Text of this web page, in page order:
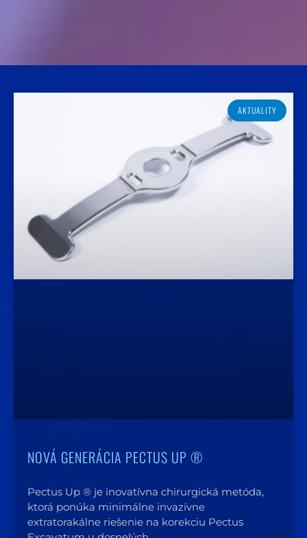
ZDRAVÉ MYŠLIENKY POTREBUJÚ
ZDRAVÝ PRIESTOR, VAŠE TELO.
AKTUALITY
NOVÁ GENERÁCIA PECTUS UP ®
Pectus Up ® je inovatívna chirurgická metóda,
ktorá ponúka minimálne invazívne
extratorakálne riešenie na korekciu Pectus